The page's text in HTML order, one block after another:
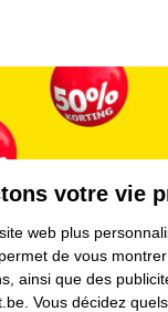
votre vie
web plus
de vous
ainsi que des
Vous décidez